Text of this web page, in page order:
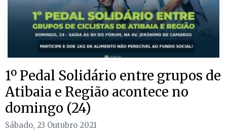
1º Pedal Solidário entre grupos de
Atibaia e Região acontece no
domingo (24)
Sábado, 23 Outubro 2021